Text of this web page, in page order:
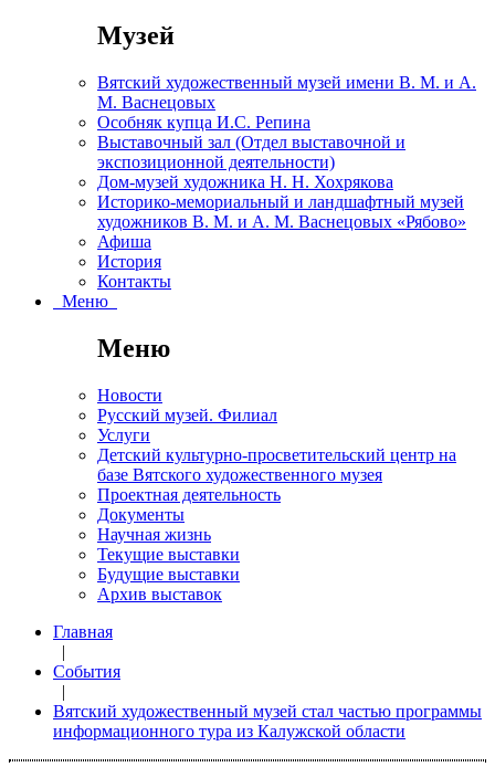
Музей
Вятский художественный музей имени В. М. и А.
М. Васнецовых
Особняк купца И.С. Репина
Выставочный зал (Отдел выставочной и
экспозиционной деятельности)
Дом-музей художника Н. Н. Хохрякова
Историко-мемориальный и ландшафтный музей
художников В. М. и А. М. Васнецовых «Рябово»
Афиша
История
Контакты
Меню
Меню
Новости
Русский музей. Филиал
Услуги
Детский культурно-просветительский центр на
базе Вятского художественного музея
Проектная деятельность
Документы
Научная жизнь
Текущие выставки
Будущие выставки
Архив выставок
Главная
|
События
|
Вятский художественный музей стал частью программы
информационного тура из Калужской области